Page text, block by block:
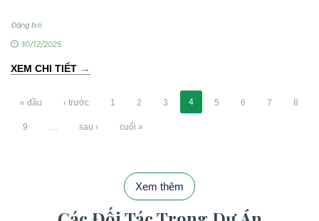
Đăng bởi
30/12/2025
XEM CHI TIẾT →
« đầu ‹ trước 1 2 3 4 5 6 7 8
9 … sau › cuối »
Xem thêm